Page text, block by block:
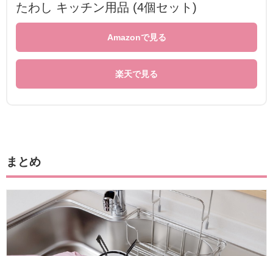
たわし キッチン用品 (4個セット)
Amazonで見る
楽天で見る
まとめ